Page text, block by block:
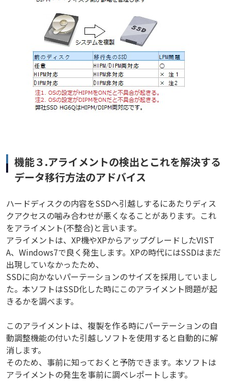
機能３.アライメントの検出とこれを解決する
データ移行方法のアドバイス
ハードディスクの内容をSSDへ引越しするにあたりディス
クアクセスの噛み合わせが悪くなることがあります。これ
をアライメント(不整合)と言います。
アライメントは、XP機やXPからアップグレードしたVIST
A、Windows7で良く発生します。XPの時代にはSSDはまだ
出現していなかったため、
SSDに向かないパーテーションのサイズを採用していまし
た。本ソフトはSSD化した時にこのアライメント問題が起
きるかを調べます。
このアライメントは、複製を作る時にパーテーションの自
動調整機能の付いた引越しソフトを使用すると自動的に解
消します。
そのため、事前に知っておくと予防できます。本ソフトは
アライメントの発生を事前に調べレポートします。